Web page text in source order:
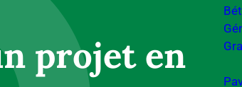
projet en